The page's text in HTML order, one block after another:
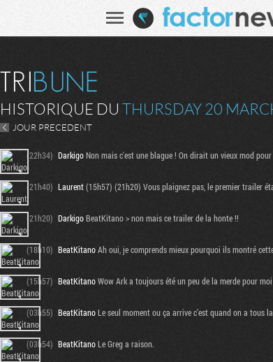
HISTORIQUE DU THURSDAY 20
JOUR PRECEDENT
(22h34) DarkigoNon mais c'est une blague ! On dirait un vieux mod
(21h40) Laurent(15h57) (21h20) Vous plaignez pas, le premier trailer
(21h20) DarkigoBeatKitano > non mais ce trailer de la honte !!
(18h10) BeatKitanoAh oui, je comprends mieux pourquoi ils montré
(15h57) BeatKitanoWow Ark a toujours été un peu de la merde pour
(03h55) BeatKitanoLe seul moment ou ça arrive c’est quand on a tous
(03h54) BeatKitanoLe Greg a raison.